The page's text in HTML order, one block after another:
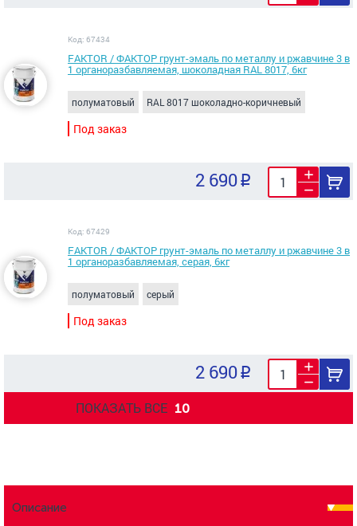
Код: 67434
FAKTOR / ФАКТОР грунт-эмаль по металлу и ржавчине 3 в
1 органоразбавляемая, шоколадная RAL 8017, 6кг
полуматовый RAL 8017 шоколадно-коричневый
Под заказ
2 690
Код: 67429
FAKTOR / ФАКТОР грунт-эмаль по металлу и ржавчине 3 в
1 органоразбавляемая, серая, 6кг
полуматовый серый
Под заказ
2 690
ПОКАЗАТЬ ВСЕ 10
Описание